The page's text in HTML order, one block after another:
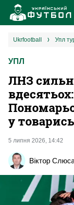
ukrfootball упл
УПЛ
ЛНЗ
у
5 липня 2026, 14:42
Віктор